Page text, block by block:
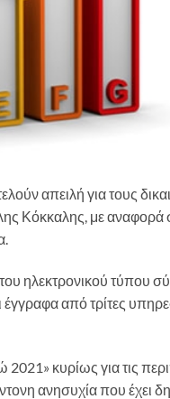
απειλή για τους
Κόκκαλης, με
ηλεκτρονικού τύπου
από τρίτες
κυρίως για τις
ανησυχία που έχει